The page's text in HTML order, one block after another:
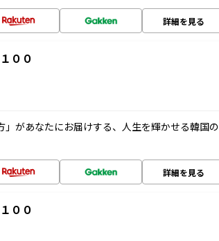
詳細を見る
００
があなたにお届けする、人生を輝かせる韓国の
詳細を見る
００